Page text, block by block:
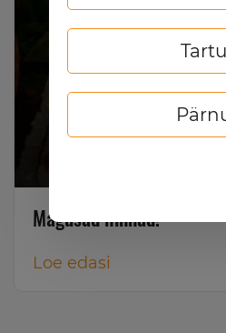
Tartu
Magusad hinnad!
Loe edasi